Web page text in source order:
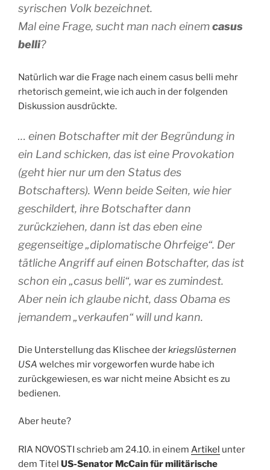
syrischen Volk bezeichnet.
Mal eine Frage, sucht man nach einemcasus
belli?
Natürlich war die Frage nach einem casus belli mehr
rhetorisch gemeint, wie ich auch in der folgenden
Diskussion ausdrückte.
… einen Botschafter mit der Begründung in
ein Land schicken, das ist eine Provokation
(geht hier nur um den Status des
Botschafters). Wenn beide Seiten, wie hier
geschildert, ihre Botschafter dann
zurückziehen, dann ist das eben eine
gegenseitige „diplomatische Ohrfeige“. Der
tätliche Angriff auf einen Botschafter, das ist
schon ein „casus belli“, war es zumindest.
Aber nein ich glaube nicht, dass Obama es
jemandem „verkaufen“ will und kann.
Die Unterstellung das Klischee derkriegslüsternen
USA welches mir vorgeworfen wurde habe ich
zurückgewiesen, es war nicht meine Absicht es zu
bedienen.
Aber heute?
RIA NOVOSTI schrieb am 24.10. in einem Artikel unter
dem Titel US-Senator McCain für militärische